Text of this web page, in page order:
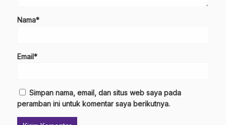
Nama*
Email*
Simpan nama, email, dan situs web saya pada
peramban ini untuk komentar saya berikutnya.